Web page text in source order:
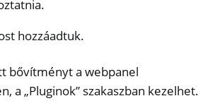
hozzáadtuk.
bővítményt a webpanel
a „Pluginok” szakaszban kezelhet.